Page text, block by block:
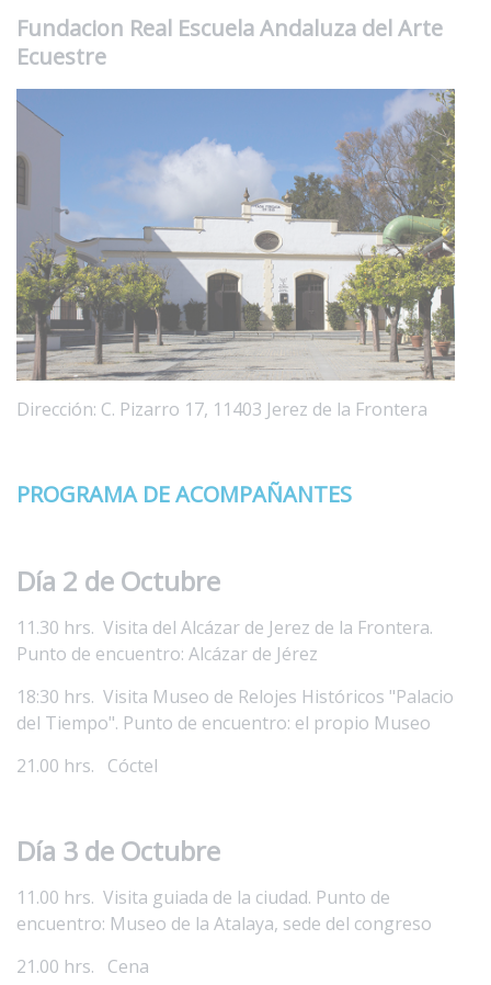
Fundacion Real Escuela Andaluza del Arte
Ecuestre
Dirección: C. Pizarro 17, 11403 Jerez de la Frontera
PROGRAMA DE ACOMPAÑANTES
Día 2 de Octubre
11.30 hrs. Visita del Alcázar de Jerez de la Frontera.
Punto de encuentro: Alcázar de Jérez
18:30 hrs. Visita Museo de Relojes Históricos "Palacio
del Tiempo". Punto de encuentro: el propio Museo
21.00 hrs. Cóctel
Día 3 de Octubre
11.00 hrs. Visita guiada de la ciudad. Punto de
encuentro: Museo de la Atalaya, sede del congreso
21.00 hrs. Cena